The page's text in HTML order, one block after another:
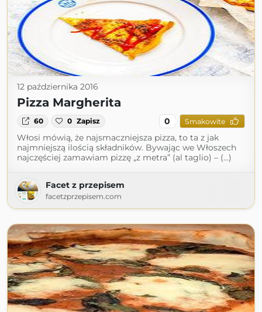
12 października 2016
Pizza Margherita
60 0 Zapisz 0 Smakowite
Włosi mówią, że najsmaczniejsza pizza, to ta z jak
najmniejszą ilością składników. Bywając we Włoszech
najczęściej zamawiam pizzę „z metra” (al taglio) – (...)
Facet z przepisem
facetzprzepisem.com